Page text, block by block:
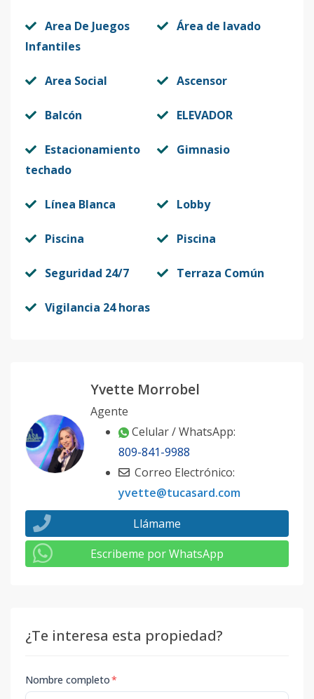
Area De Juegos
Infantiles
Área de lavado
Area Social Ascensor
Balcón ELEVADOR
Estacionamiento
techado
Gimnasio
Línea Blanca Lobby
Piscina Piscina
Seguridad 24/7 Terraza Común
Vigilancia 24 horas
Yvette Morrobel
Agente
Celular / WhatsApp:
809-841-9988
Correo Electrónico:
yvette@tucasard.com
Llámame
Escribeme por WhatsApp
¿Te interesa esta propiedad?
Nombre completo*